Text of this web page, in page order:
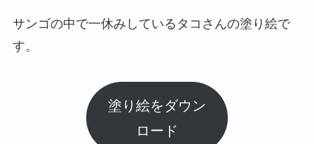
サンゴの中で一休みしているタコさんの塗り絵で
す。
塗り絵をダウン
ロード